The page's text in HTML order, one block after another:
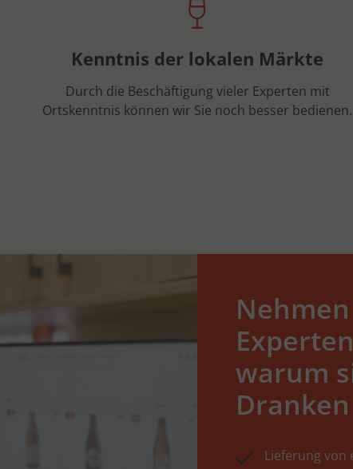
Kenntnis der lokalen Märkte
Durch die Beschäftigung vieler Experten mit
Ortskenntnis können wir Sie noch besser bedienen.
warum
Lieferung von